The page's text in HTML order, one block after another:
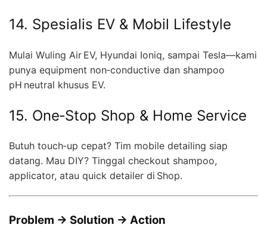
14. Spesialis EV & Mobil Lifestyle
Mulai Wuling Air EV, Hyundai Ioniq, sampai Tesla—kami
punya equipment non‑conductive dan shampoo
pH neutral khusus EV.
15. One‑Stop Shop & Home Service
Butuh touch‑up cepat? Tim mobile detailing siap
datang. Mau DIY? Tinggal checkout shampoo,
applicator, atau quick detailer di Shop.
Problem → Solution → Action